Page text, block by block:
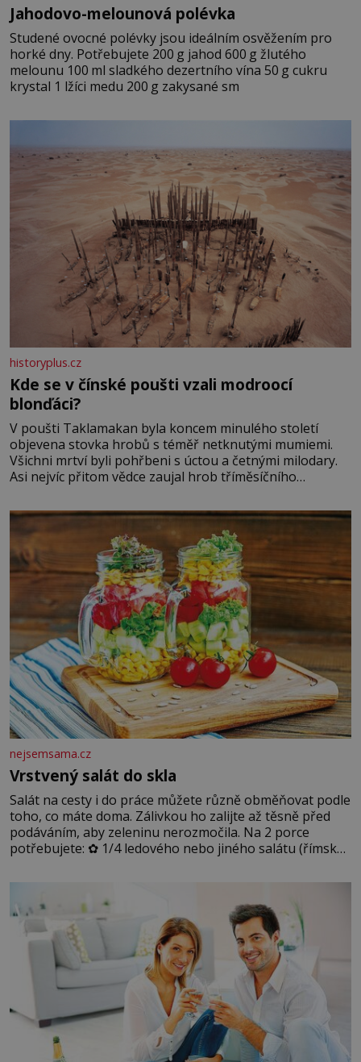
Jahodovo-melounová polévka
Studené ovocné polévky jsou ideálním osvěžením pro
horké dny. Potřebujete 200 g jahod 600 g žlutého
melounu 100 ml sladkého dezertního vína 50 g cukru
krystal 1 lžíci medu 200 g zakysané sm
historyplus.cz
Kde se v čínské poušti vzali modroocí
blonďáci?
V poušti Taklamakan byla koncem minulého století
objevena stovka hrobů s téměř netknutými mumiemi.
Všichni mrtví byli pohřbeni s úctou a četnými milodary.
Asi nejvíc přitom vědce zaujal hrob tříměsíčního
blonďaté vlásky. Fakt, že jsou těla dávných lidí nesmírně
dobře zachovalá, přičítají odborníci zdejším klimatickým
podmínkám. Sucho, prosolené písky a extrémně
nejsemsama.cz
Vrstvený salát do skla
Salát na cesty i do práce můžete různě obměňovat podle
toho, co máte doma. Zálivkou ho zalijte až těsně před
podáváním, aby zeleninu nerozmočila. Na 2 porce
potřebujete: ✿ 1/4 ledového nebo jiného salátu (římský
okurky ✿ 2 rajčata Zálivka: ✿ 4 lžíce olivového oleje ✿ 1
lžíci citronové šťávy ✿ ½ stroužku